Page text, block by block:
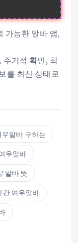
가능한 알바 앱,
기적 확인, 최
를 최신 상태로
알바 구하는
우알바
알바 뜻
간 여우알바